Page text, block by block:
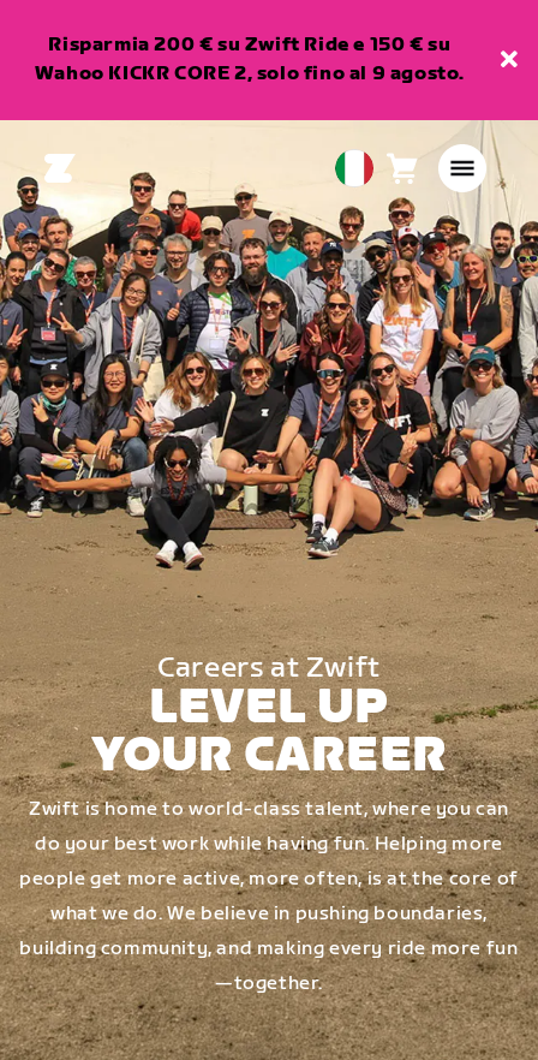
Risparmia 200 € su Zwift Ride e 150 € su
Wahoo KICKR CORE 2, solo fino al 9 agosto.
European
Union
Italiano
Carrello0
articoli
Careers at Zwift
LEVEL UP
YOUR CAREER
Zwift is home to world-class talent, where you can
do your best work while having fun. Helping more
people get more active, more often, is at the core of
what we do. We believe in pushing boundaries,
building community, and making every ride more fun
—together.